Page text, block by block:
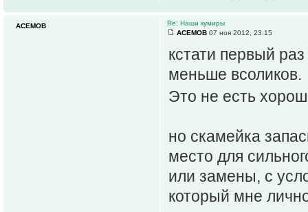
Re: Наши кумиры
ACEMOB 07 ноя 2012, 23:15
кстати первый
меньше всоликов.
Это не есть
но скамейка
место для
или замены, с
который мне
ACEMOB